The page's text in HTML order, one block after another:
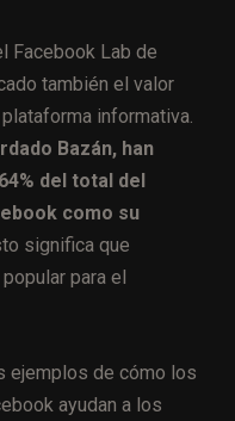
Facebook Lab de
también el valor
informativa.
Bazán, han
del total del
como su
significa que
para el
ejemplos de cómo los
ayudan a los